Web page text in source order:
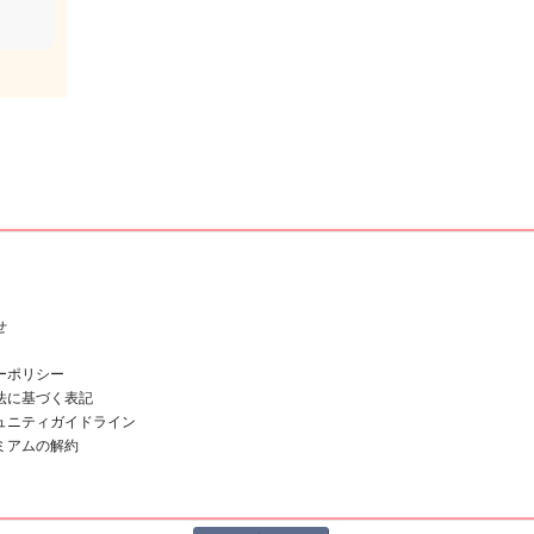
ポリシー
に基づく表記
ニティガイドライン
アムの解約